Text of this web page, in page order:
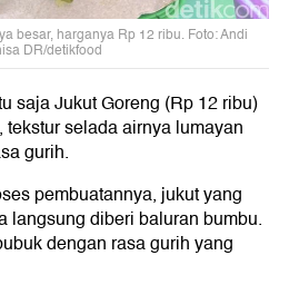
besar, harganya Rp 12 ribu. Foto: Andi
DR/detikfood
saja Jukut Goreng (Rp 12 ribu)
selada airnya lumayan
gurih.
pembuatannya, jukut yang
langsung diberi baluran bumbu.
dengan rasa gurih yang